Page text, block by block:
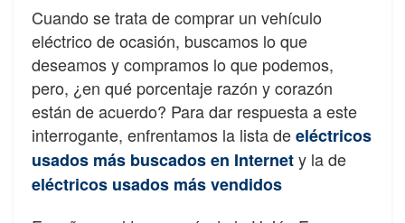
Cuando se trata de comprar un vehículo
eléctrico de ocasión, buscamos lo que
deseamos y compramos lo que podemos,
pero, ¿en qué porcentaje razón y corazón
están de acuerdo? Para dar respuesta a este
interrogante, enfrentamos la lista deeléctricos
usados más buscados en Internety la de
eléctricos usados más vendidos